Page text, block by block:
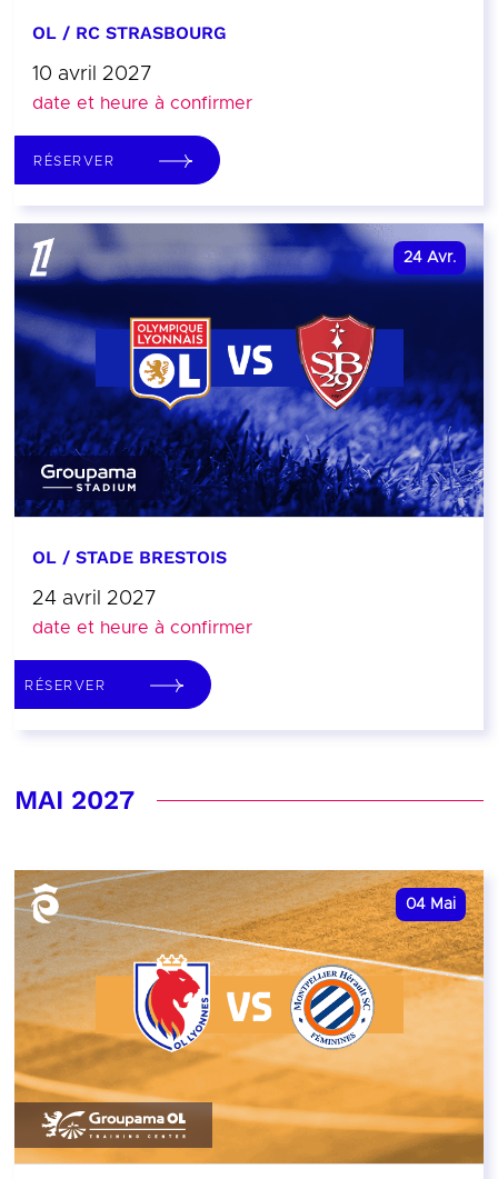
OL / RC STRASBOURG
10 avril 2027
date et heure à confirmer
RÉSERVER
24 Avr.
OL / STADE BRESTOIS
24 avril 2027
date et heure à confirmer
RÉSERVER
MAI 2027
04 Mai